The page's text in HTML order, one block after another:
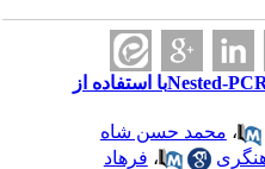
تعیین جنسیت به روش Nested-PCRبا استفاده از
،محمد حسن شاه
،فرهاد